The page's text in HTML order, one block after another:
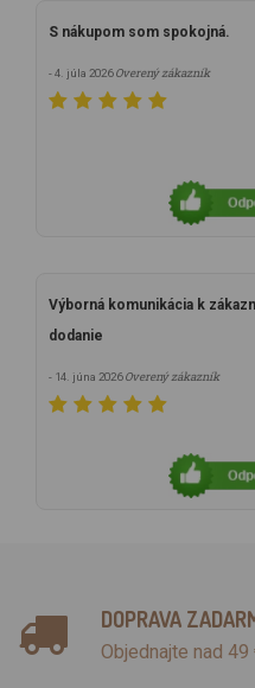
S nákupom som spokojná.
- 4. júla 2026Overený zákazník
Výborná komunikácia k
dodanie
- 14. júna 2026Overený zákazník
DOPRAVA
Objednajte nad